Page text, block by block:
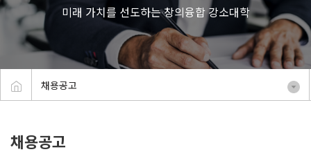
미래 가치를 선도하는 창의융합 강소대학
채용공고
채용공고